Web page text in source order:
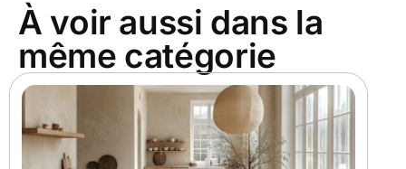
À voir aussi dans la
même catégorie